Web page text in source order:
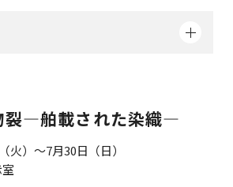
裂―舶載された染織―
火）～7月30日（日）